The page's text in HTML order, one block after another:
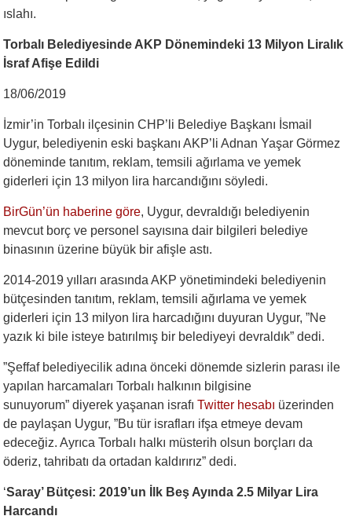
ıslahı.
Torbalı Belediyesinde AKP Dönemindeki 13 Milyon Liralık
İsraf Afişe Edildi
18/06/2019
İzmir’in Torbalı ilçesinin CHP’li Belediye Başkanı İsmail
Uygur, belediyenin eski başkanı AKP’li Adnan Yaşar Görmez
döneminde tanıtım, reklam, temsili ağırlama ve yemek
giderleri için 13 milyon lira harcandığını söyledi.
BirGün’ün haberine göre, Uygur, devraldığı belediyenin
mevcut borç ve personel sayısına dair bilgileri belediye
binasının üzerine büyük bir afişle astı.
2014-2019 yılları arasında AKP yönetimindeki belediyenin
bütçesinden tanıtım, reklam, temsili ağırlama ve yemek
giderleri için 13 milyon lira harcadığını duyuran Uygur, ”Ne
yazık ki bile isteye batırılmış bir belediyeyi devraldık” dedi.
”Şeffaf belediyecilik adına önceki dönemde sizlerin parası ile
yapılan harcamaları Torbalı halkının bilgisine
sunuyorum” diyerek yaşanan israfıTwitter hesabı üzerinden
de paylaşan Uygur, ”Bu tür israfları ifşa etmeye devam
edeceğiz. Ayrıca Torbalı halkı müsterih olsun borçları da
öderiz, tahribatı da ortadan kaldırırız” dedi.
‘Saray’ Bütçesi: 2019’un İlk Beş Ayında 2.5 Milyar Lira
Harcandı